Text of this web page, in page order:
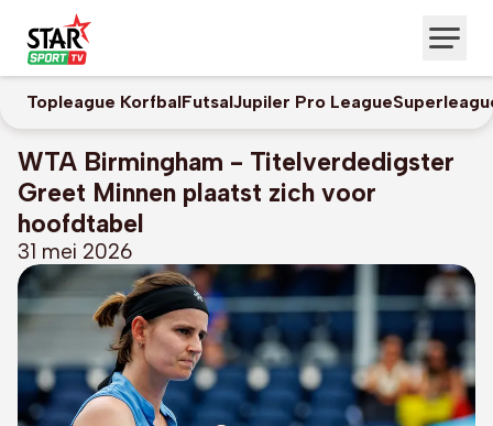
Topleague KorfbalFutsalJupiler Pro League
WTA Birmingham - Titelverdedigster
Greet Minnen plaatst zich voor
hoofdtabel
31 mei 2026